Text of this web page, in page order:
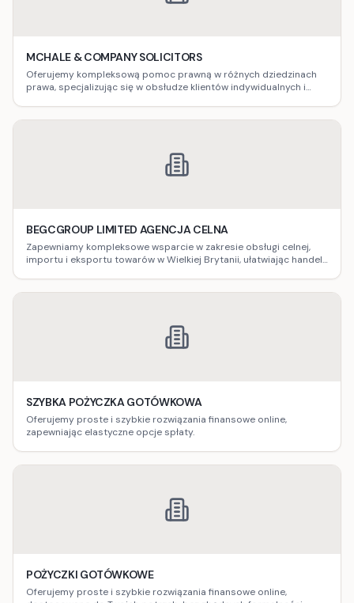
MCHALE & COMPANY SOLICITORS
Oferujemy kompleksową pomoc prawną w różnych dziedzinach
prawa, specjalizując się w obsłudze klientów indywidualnych i
BEGCGROUP LIMITED AGENCJA CELNA
Zapewniamy kompleksowe wsparcie w zakresie obsługi celnej,
importu i eksportu towarów w Wielkiej Brytanii, ułatwiając handel
SZYBKA POŻYCZKA GOTÓWKOWA
Oferujemy proste i szybkie rozwiązania finansowe online,
zapewniając elastyczne opcje spłaty.
POŻYCZKI GOTÓWKOWE
Oferujemy proste i szybkie rozwiązania finansowe online,